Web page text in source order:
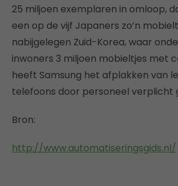
25 miljoen exemplaren in omloop,
een op de vijf Japaners zo’n
nabijgelegen Zuid-Korea, waar
inwoners 3 miljoen mobieltjes met
heeft Samsung het afplakken van
telefoons door personeel verplicht
Bron:
http://www.automatiseringsgids.nl/